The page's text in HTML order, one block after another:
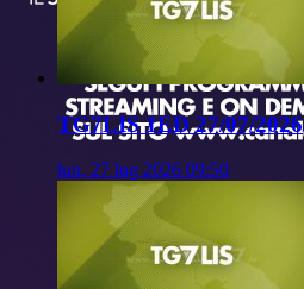
TG7LIS 1ED 27/07/2026
lun, 27 lug 2026 09:50